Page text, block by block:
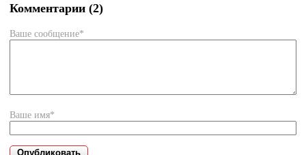
Комментарии (2)
Ваше сообщение*
Ваше имя*